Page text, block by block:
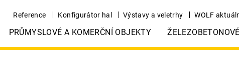
Reference Konfigurátor hal Výstavy a veletrhy WOLF
PRŮMYSLOVÉ A KOMERČNÍ OBJEKTY